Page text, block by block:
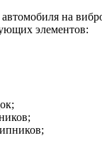
на
элементов: